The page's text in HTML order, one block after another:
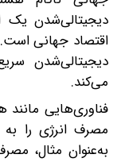
دیجیتالی‌شدن
اقتصاد جهانی است.
دیجیتالی‌شدن
می‌کند.
فناوری‌هایی
مصرف انرژی را
به‌عنوان مثال،